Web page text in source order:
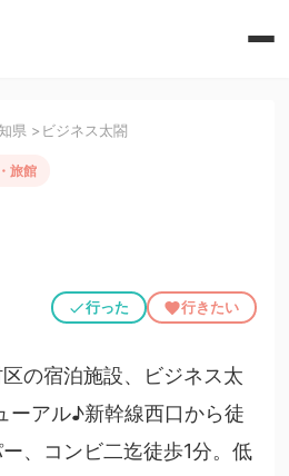
県 > ビジネス太閤
旅館
行った 行きたい
の宿泊施設、ビジネス太
ーアル♪新幹線西口から徒
、コンビ二迄徒歩1分。低